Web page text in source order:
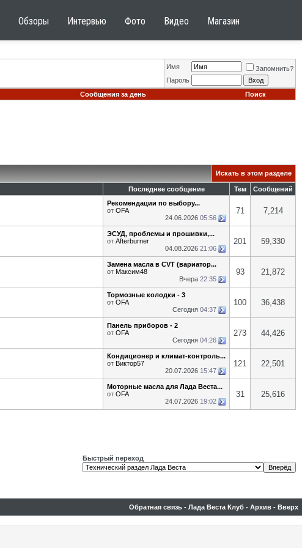
Обзоры Интервью Фото Видео Магазин
Имя
Запомнить?
Пароль
Сообщения за день Поиск
Искать в этом разделе
Последнее сообщение Тем Сообщений
Рекомендации по выбору...
от OFA
24.06.2026 05:56
71 7,214
ЭСУД, проблемы и прошивки,...
от Afterburner
04.08.2026 21:06
201 59,330
Замена масла в CVT (вариатор...
от Максим48
Вчера 22:35
93 21,872
Тормозные колодки - 3
от OFA
Сегодня 04:37
100 36,438
Панель приборов - 2
от OFA
Сегодня 04:26
273 44,426
Кондиционер и климат-контроль...
от Виктор57
20.07.2026 15:47
121 22,501
Моторные масла для Лада Веста...
от OFA
24.07.2026 19:02
31 25,616
Быстрый переход
Обратная связь - Лада Веста Клуб - Архив - Вверх